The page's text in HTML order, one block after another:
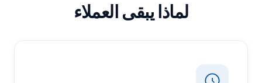
لماذا يبقى العملاء